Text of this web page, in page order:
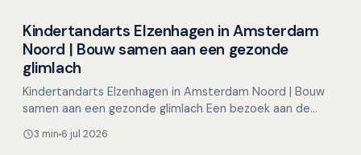
Overig nieuws
Kindertandarts Elzenhagen in Amsterdam
Noord | Bouw samen aan een gezonde
glimlach
Kindertandarts Elzenhagen in Amsterdam Noord | Bouw
samen aan een gezonde glimlach Een bezoek aan de
zijn…
3 min 6 jul 2026